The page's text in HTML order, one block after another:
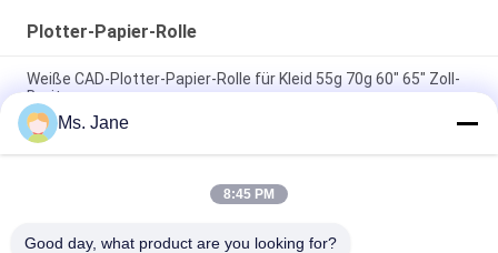
Plotter-Papier-Rolle
Weiße CAD-Plotter-Papier-Rolle für Kleid 55g 70g 60" 65" Zoll-
Breite
Tintenstrahl, der Plotter-Papier-Rolle der Bindungs60gsm für
Entwurfs-Drucker druckt
80gm Doppelseitige weiße CAD-Plotter-Papierrollen zum
Ms. Jane
8:45 PM
Good day, what product are you looking for?